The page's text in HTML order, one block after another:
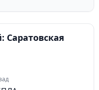
Саратовская